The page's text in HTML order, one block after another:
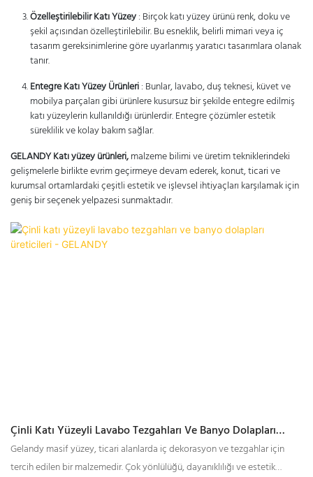
Özelleştirilebilir Katı Yüzey: Birçok katı yüzey ürünü renk, doku ve
şekil açısından özelleştirilebilir. Bu esneklik, belirli mimari veya iç
tasarım gereksinimlerine göre uyarlanmış yaratıcı tasarımlara olanak
tanır.
Entegre Katı Yüzey Ürünleri: Bunlar, lavabo, duş teknesi, küvet ve
mobilya parçaları gibi ürünlere kusursuz bir şekilde entegre edilmiş
katı yüzeylerin kullanıldığı ürünlerdir. Entegre çözümler estetik
süreklilik ve kolay bakım sağlar.
GELANDYKatı yüzey ürünleri,malzeme bilimi ve üretim tekniklerindeki
gelişmelerle birlikte evrim geçirmeye devam ederek, konut, ticari ve
kurumsal ortamlardaki çeşitli estetik ve işlevsel ihtiyaçları karşılamak için
geniş bir seçenek yelpazesi sunmaktadır.
Çinli Katı Yüzeyli Lavabo Tezgahları Ve Banyo Dolapları
Üreticileri - GELANDY
Gelandy masif yüzey, ticari alanlarda iç dekorasyon ve tezgahlar için
tercih edilen bir malzemedir. Çok yönlülüğü, dayanıklılığı ve estetik